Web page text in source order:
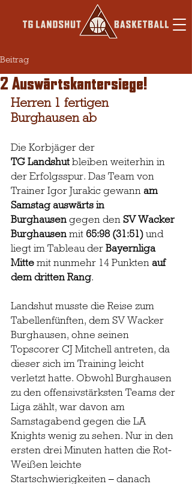
Beitrag
2 Auswärtskantersiege!
Herren 1 fertigen
Burghausen ab
Die Korbjäger der
TG Landshut bleiben weiterhin in
der Erfolgsspur. Das Team von
Trainer Igor Jurakic gewann am
Samstag auswärts in
Burghausen gegen den SV Wacker
Burghausen mit 65:98 (31:51) und
liegt im Tableau der Bayernliga
Mitte mit nunmehr 14 Punkten auf
dem dritten Rang.
Landshut musste die Reise zum
Tabellenfünften, dem SV Wacker
Burghausen, ohne seinen
Topscorer CJ Mitchell antreten, da
dieser sich im Training leicht
verletzt hatte. Obwohl Burghausen
zu den offensivstärksten Teams der
Liga zählt, war davon am
Samstagabend gegen die LA
Knights wenig zu sehen. Nur in den
ersten drei Minuten hatten die Rot-
Weißen leichte
Startschwierigkeiten – danach